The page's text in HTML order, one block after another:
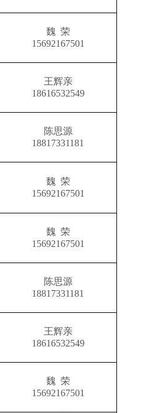
魏 荣
15692167501
王辉亲
18616532549
陈思源
18817331181
魏 荣
15692167501
魏 荣
15692167501
陈思源
18817331181
王辉亲
18616532549
魏 荣
15692167501